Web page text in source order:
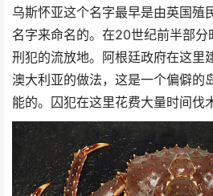
乌斯怀亚这个名字最早是由英国殖
名字来命名的。在20世纪前半部分
刑犯的流放地。阿根廷政府在这里
澳大利亚的做法，这是一个偏僻的
能的。囚犯在这里花费大量时间伐